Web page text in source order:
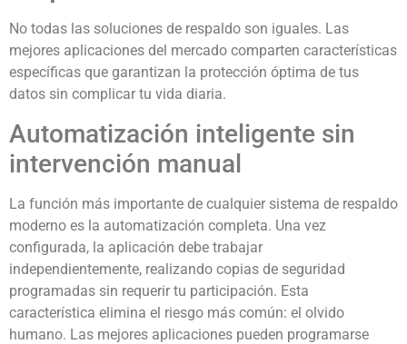
No todas las soluciones de respaldo son iguales. Las
mejores aplicaciones del mercado comparten características
específicas que garantizan la protección óptima de tus
datos sin complicar tu vida diaria.
Automatización inteligente sin
intervención manual
La función más importante de cualquier sistema de respaldo
moderno es la automatización completa. Una vez
configurada, la aplicación debe trabajar
independientemente, realizando copias de seguridad
programadas sin requerir tu participación. Esta
característica elimina el riesgo más común: el olvido
humano. Las mejores aplicaciones pueden programarse